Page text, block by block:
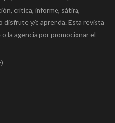
crítica, informe, sátira,
disfrute y/o aprenda. Esta revista
la agencia por promocionar el